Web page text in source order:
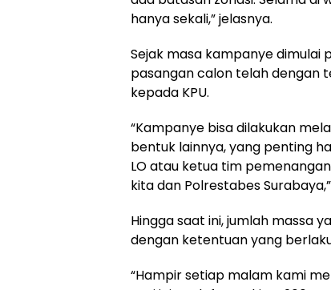
hanya sekali,” jelasnya.
Sejak masa kampanye dimulai
pasangan calon telah dengan
kepada KPU.
“Kampanye bisa dilakukan
bentuk lainnya, yang penting
LO atau ketua tim
kita dan Polrestabes
Hingga saat ini, jumlah massa
dengan ketentuan yang
“Hampir setiap malam kami